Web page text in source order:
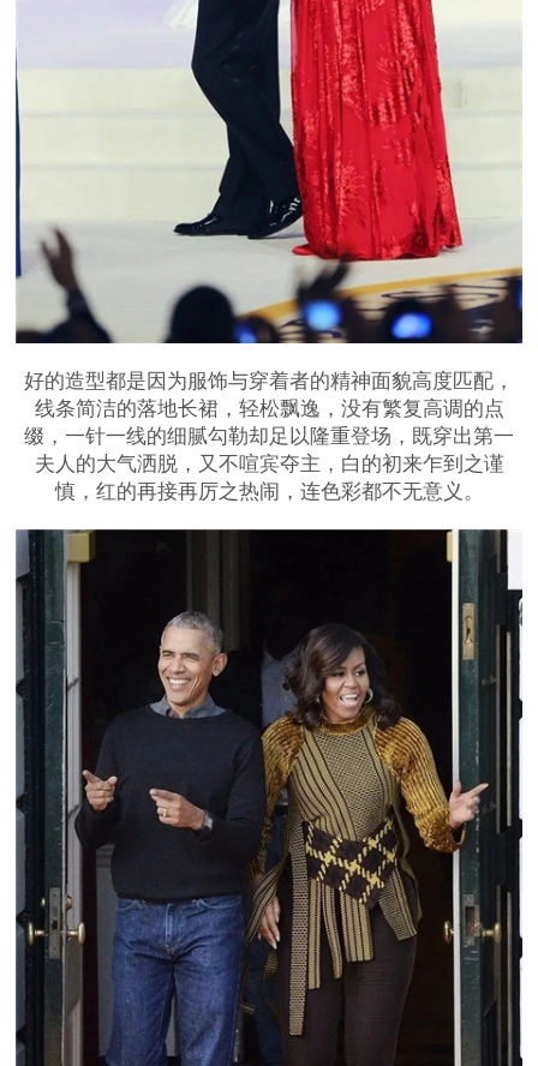
好的造型都是因为服饰与穿着者的精神面貌高度匹配，
线条简洁的落地长裙，轻松飘逸，没有繁复高调的点
缀，一针一线的细腻勾勒却足以隆重登场，既穿出第一
夫人的大气洒脱，又不喧宾夺主，白的初来乍到之谨
慎，红的再接再厉之热闹，连色彩都不无意义。